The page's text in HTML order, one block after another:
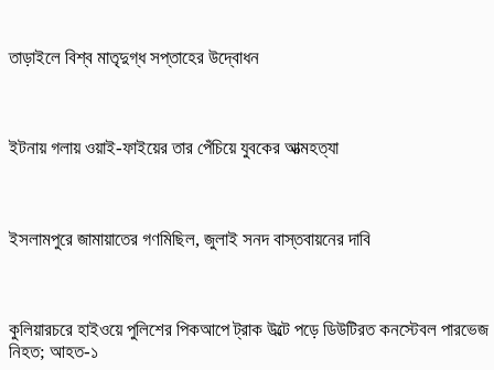
তাড়াইলে বিশ্ব মাতৃদুগ্ধ সপ্তাহের উদ্বোধন
ইটনায় গলায় ওয়াই-ফাইয়ের তার পেঁচিয়ে যুবকের আত্মহত্যা
ইসলামপুরে জামায়াতের গণমিছিল, জুলাই সনদ বাস্তবায়নের দাবি
কুলিয়ারচরে হাইওয়ে পুলিশের পিকআপে ট্রাক উল্টে পড়ে ডিউটিরত কনস্টেবল পারভেজ
নিহত; আহত-১